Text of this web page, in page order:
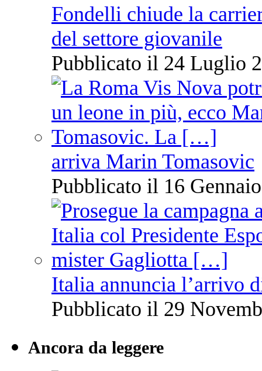
Fondelli chiude la
del settore giovanile
Pubblicato il 24 Luglio
arriva Marin Tomasovic
Pubblicato il 16
Italia annuncia l’arrivo
Pubblicato il 29
Ancora da leggere